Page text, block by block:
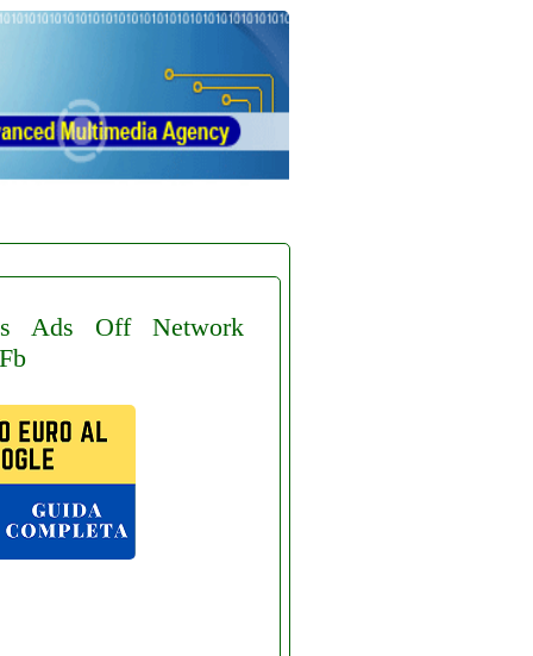
Ads Off
Network